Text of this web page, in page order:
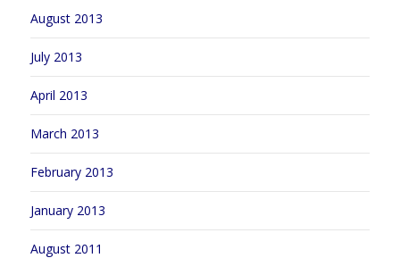
August 2013
July 2013
April 2013
March 2013
February 2013
January 2013
August 2011